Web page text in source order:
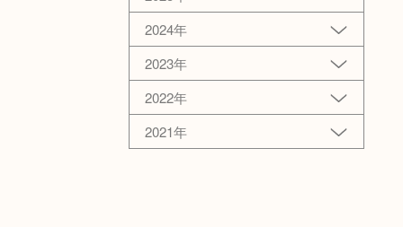
2024年
2023年
2022年
2021年